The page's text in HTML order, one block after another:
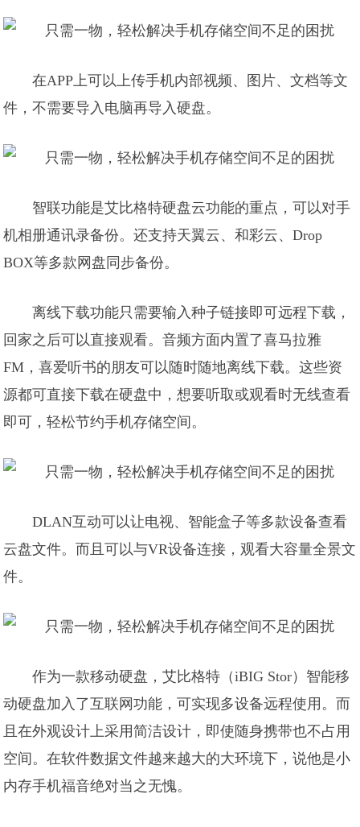
在APP上可以上传手机内部视频、图片、文档等文
件，不需要导入电脑再导入硬盘。
智联功能是艾比格特硬盘云功能的重点，可以对手
机相册通讯录备份。还支持天翼云、和彩云、Drop
BOX等多款网盘同步备份。
离线下载功能只需要输入种子链接即可远程下载，
回家之后可以直接观看。音频方面内置了喜马拉雅
FM，喜爱听书的朋友可以随时随地离线下载。这些资
源都可直接下载在硬盘中，想要听取或观看时无线查看
即可，轻松节约手机存储空间。
DLAN互动可以让电视、智能盒子等多款设备查看
云盘文件。而且可以与VR设备连接，观看大容量全景文
件。
作为一款移动硬盘，艾比格特（iBIG Stor）智能移
动硬盘加入了互联网功能，可实现多设备远程使用。而
且在外观设计上采用简洁设计，即使随身携带也不占用
空间。在软件数据文件越来越大的大环境下，说他是小
内存手机福音绝对当之无愧。